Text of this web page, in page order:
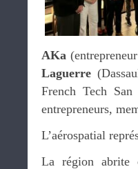
AKa
Laguerre
French Tech
entrepreneurs,
L’aérospatial
La région abrite